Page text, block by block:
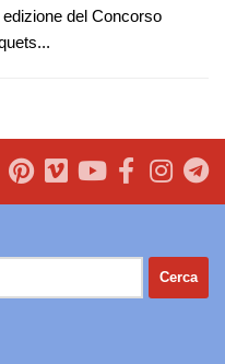
del Concorso